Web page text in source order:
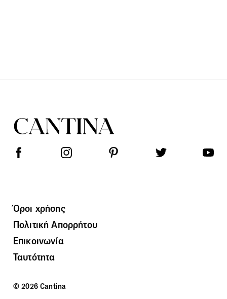
Όροι χρήσης
Πολιτική Απορρήτου
Επικοινωνία
Ταυτότητα
© 2026 Cantina